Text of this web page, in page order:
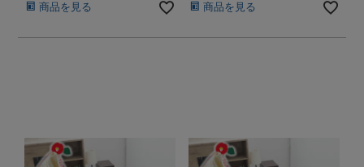
商品を見る 商品を見る